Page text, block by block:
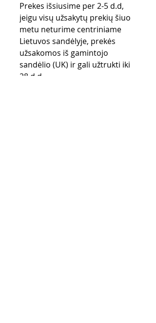
Prekes išsiusime per 2-5 d.d,
jeigu visų užsakytų prekių šiuo
metu neturime centriniame
Lietuvos sandėlyje, prekės
užsakomos iš gamintojo
sandėlio (UK) ir gali užtrukti iki
28 d.d.